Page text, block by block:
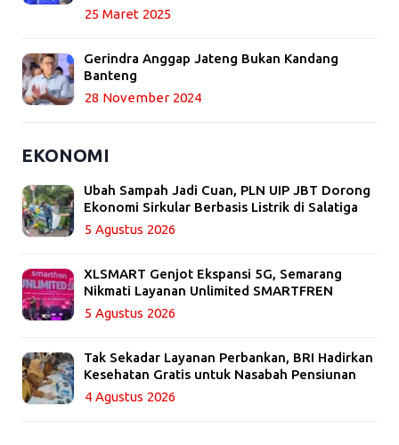
25 Maret 2025
Gerindra Anggap Jateng Bukan Kandang
Banteng
28 November 2024
EKONOMI
Ubah Sampah Jadi Cuan, PLN UIP JBT Dorong
Ekonomi Sirkular Berbasis Listrik di Salatiga
5 Agustus 2026
XLSMART Genjot Ekspansi 5G, Semarang
Nikmati Layanan Unlimited SMARTFREN
5 Agustus 2026
Tak Sekadar Layanan Perbankan, BRI Hadirkan
Kesehatan Gratis untuk Nasabah Pensiunan
4 Agustus 2026